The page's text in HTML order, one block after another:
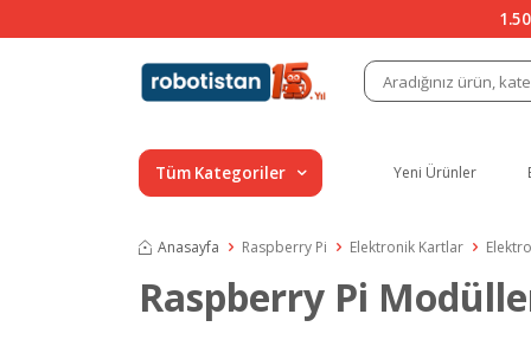
Tüm Kategoriler Yeni Ürünler
Anasayfa Raspberry Pi Elektronik Kartlar
Raspberry Pi